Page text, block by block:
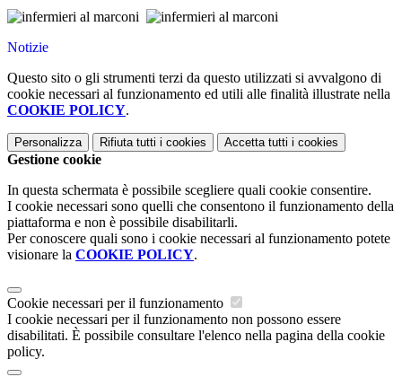
Notizie
Questo sito o gli strumenti terzi da questo utilizzati si avvalgono di
cookie necessari al funzionamento ed utili alle finalità illustrate nella
COOKIE POLICY.
Personalizza Rifiuta tutti i cookies Accetta tutti i cookies
Gestione cookie
In questa schermata è possibile scegliere quali cookie consentire.
I cookie necessari sono quelli che consentono il funzionamento della
piattaforma e non è possibile disabilitarli.
Per conoscere quali sono i cookie necessari al funzionamento potete
visionare la COOKIE POLICY.
Cookie necessari per il funzionamento
I cookie necessari per il funzionamento non possono essere
disabilitati. È possibile consultare l'elenco nella pagina della cookie
policy.